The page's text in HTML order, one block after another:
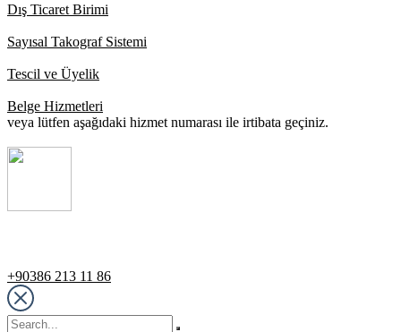
Dış Ticaret Birimi
Sayısal Takograf Sistemi
Tescil ve Üyelik
Belge Hizmetleri
veya lütfen aşağıdaki hizmet numarası ile irtibata geçiniz.
+90386 213 11 86